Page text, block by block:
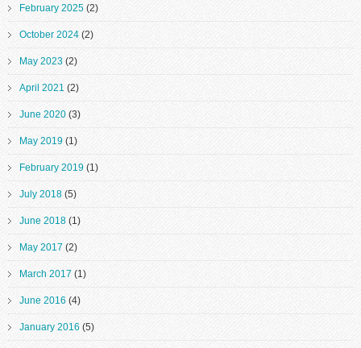
February 2025 (2)
October 2024 (2)
May 2023 (2)
April 2021 (2)
June 2020 (3)
May 2019 (1)
February 2019 (1)
July 2018 (5)
June 2018 (1)
May 2017 (2)
March 2017 (1)
June 2016 (4)
January 2016 (5)